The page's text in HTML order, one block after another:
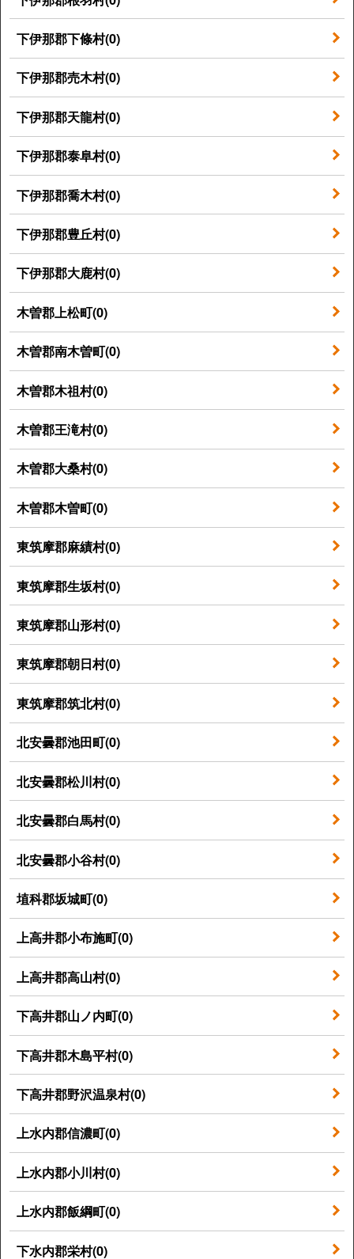
下伊那郡下條村(0)
下伊那郡売木村(0)
下伊那郡天龍村(0)
下伊那郡泰阜村(0)
下伊那郡喬木村(0)
下伊那郡豊丘村(0)
下伊那郡大鹿村(0)
木曽郡上松町(0)
木曽郡南木曽町(0)
木曽郡木祖村(0)
木曽郡王滝村(0)
木曽郡大桑村(0)
木曽郡木曽町(0)
東筑摩郡麻績村(0)
東筑摩郡生坂村(0)
東筑摩郡山形村(0)
東筑摩郡朝日村(0)
東筑摩郡筑北村(0)
北安曇郡池田町(0)
北安曇郡松川村(0)
北安曇郡白馬村(0)
北安曇郡小谷村(0)
埴科郡坂城町(0)
上高井郡小布施町(0)
上高井郡高山村(0)
下高井郡山ノ内町(0)
下高井郡木島平村(0)
下高井郡野沢温泉村(0)
上水内郡信濃町(0)
上水内郡小川村(0)
上水内郡飯綱町(0)
下水内郡栄村(0)